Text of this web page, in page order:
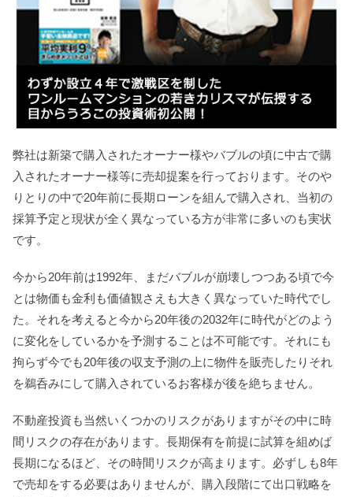
弊社は新築で購入されたオーナー様やバブルの頃に中古で購
入されたオーナー様等に売却提案を行っております。そのや
りとりの中で20年前に長期ローンを組んで購入され、当初の
採算予定と現状が全く異なっている方が非常に多いのも実状
です。
今から20年前は1992年、まだバブルが崩壊しつつある頃で今
とは物価も金利も価値観さえも大きく異なっていた時代でし
た。それを考えると今から20年後の2032年に時代がどのよう
に変化をしているかを予測することは不可能です。それにも
拘らず今でも20年後の収支予測の上に物件を販売したりそれ
を鵜呑みにして購入されているお客様が後を絶ちません。
不動産投資も当然いくつかのリスクがありますがその中に時
間リスクの存在があります。長期保有を前提に試算を組めば
長期になるほど、その時間リスクが高まります。必ずしも8年
で売却をする必要はありませんが、購入段階にて出口戦略を